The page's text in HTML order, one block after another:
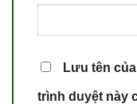
Lưu tên
trình duyệt này